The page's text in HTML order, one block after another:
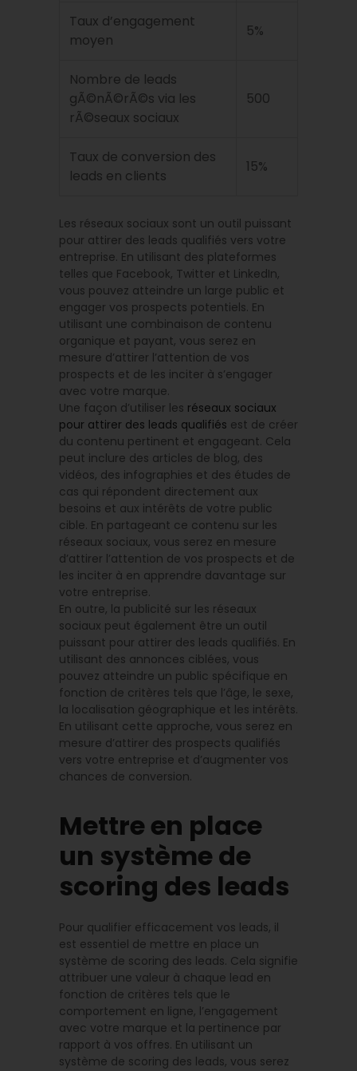
Taux d’engagement
moyen
5%
Nombre de leads
gÃ©nÃ©rÃ©s via les
rÃ©seaux sociaux
500
Taux de conversion des
leads en clients
15%
Les réseaux sociaux sont un outil puissant
pour attirer des leads qualifiés vers votre
entreprise. En utilisant des plateformes
telles que Facebook, Twitter et LinkedIn,
vous pouvez atteindre un large public et
engager vos prospects potentiels. En
utilisant une combinaison de contenu
organique et payant, vous serez en
mesure d’attirer l’attention de vos
prospects et de les inciter à s’engager
avec votre marque.
Une façon d’utiliser les réseaux sociaux
pour attirer des leads qualifiés est de créer
du contenu pertinent et engageant. Cela
peut inclure des articles de blog, des
vidéos, des infographies et des études de
cas qui répondent directement aux
besoins et aux intérêts de votre public
cible. En partageant ce contenu sur les
réseaux sociaux, vous serez en mesure
d’attirer l’attention de vos prospects et de
les inciter à en apprendre davantage sur
votre entreprise.
En outre, la publicité sur les réseaux
sociaux peut également être un outil
puissant pour attirer des leads qualifiés. En
utilisant des annonces ciblées, vous
pouvez atteindre un public spécifique en
fonction de critères tels que l’âge, le sexe,
la localisation géographique et les intérêts.
En utilisant cette approche, vous serez en
mesure d’attirer des prospects qualifiés
vers votre entreprise et d’augmenter vos
chances de conversion.
Mettre en place
un système de
scoring des leads
Pour qualifier efficacement vos leads, il
est essentiel de mettre en place un
système de scoring des leads. Cela signifie
attribuer une valeur à chaque lead en
fonction de critères tels que le
comportement en ligne, l’engagement
avec votre marque et la pertinence par
rapport à vos offres. En utilisant un
système de scoring des leads, vous serez